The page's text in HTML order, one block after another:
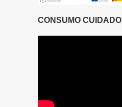
CONSUMO CUIDADO